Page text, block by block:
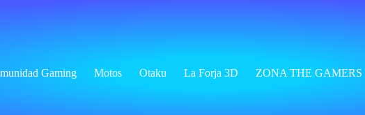
Gaming Motos Otaku La Forja 3D ZONA THE GAMERS